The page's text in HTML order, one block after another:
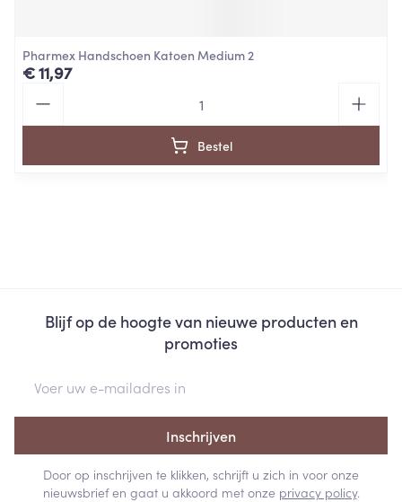
Pharmex Handschoen Katoen Medium 2
€ 11,97
Bestel
Blijf op de hoogte van nieuwe producten en
promoties
Inschrijven
Door op inschrijven te klikken, schrijft u zich in voor onze
nieuwsbrief en gaat u akkoord met onze privacy policy.